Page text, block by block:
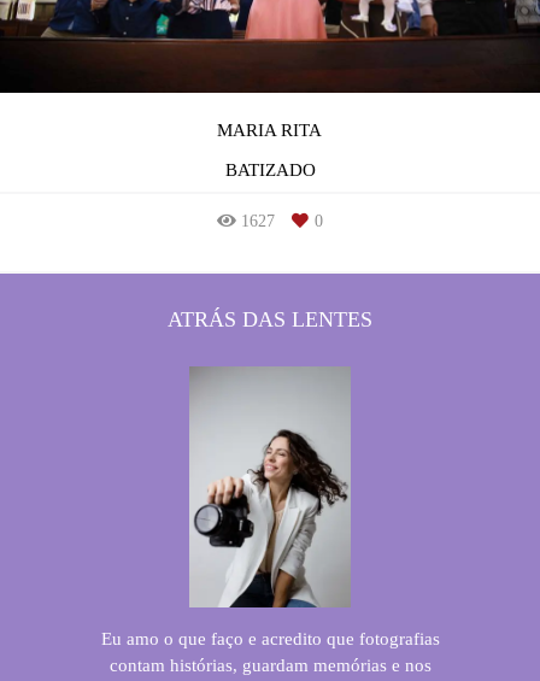
MARIA RITA
BATIZADO
1627 0
ATRÁS DAS LENTES
Eu amo o que faço e acredito que fotografias
contam histórias, guardam memórias e nos